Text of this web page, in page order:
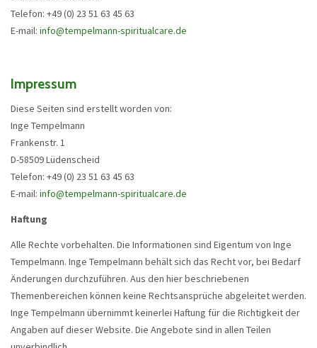
Telefon: +49 (0) 23 51 63 45 63
E-mail: info@tempelmann-spiritualcare.de
Impressum
Diese Seiten sind erstellt worden von:
Inge Tempelmann
Frankenstr. 1
D-58509 Lüdenscheid
Telefon: +49 (0) 23 51 63 45 63
E-mail: info@tempelmann-spiritualcare.de
Haftung
Alle Rechte vorbehalten. Die Informationen sind Eigentum von Inge
Tempelmann. Inge Tempelmann behält sich das Recht vor, bei Bedarf
Änderungen durchzuführen. Aus den hier beschriebenen
Themenbereichen können keine Rechtsansprüche abgeleitet werden.
Inge Tempelmann übernimmt keinerlei Haftung für die Richtigkeit der
Angaben auf dieser Website. Die Angebote sind in allen Teilen